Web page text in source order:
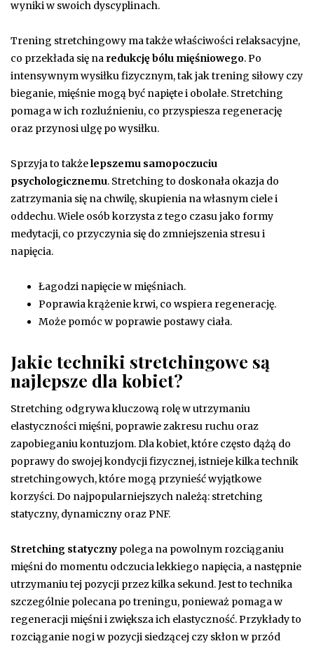
wyniki w swoich dyscyplinach.
Trening stretchingowy ma także właściwości relaksacyjne,
co przekłada się na redukcję bólu mięśniowego. Po
intensywnym wysiłku fizycznym, tak jak trening siłowy czy
bieganie, mięśnie mogą być napięte i obolałe. Stretching
pomaga w ich rozluźnieniu, co przyspiesza regenerację
oraz przynosi ulgę po wysiłku.
Sprzyja to takżelepszemu samopoczuciu
psychologicznemu. Stretching to doskonała okazja do
zatrzymania się na chwilę, skupienia na własnym ciele i
oddechu. Wiele osób korzysta z tego czasu jako formy
medytacji, co przyczynia się do zmniejszenia stresu i
napięcia.
Łagodzi napięcie w mięśniach.
Poprawia krążenie krwi, co wspiera regenerację.
Może pomóc w poprawie postawy ciała.
Jakie techniki stretchingowe są
najlepsze dla kobiet?
Stretching odgrywa kluczową rolę w utrzymaniu
elastyczności mięśni, poprawie zakresu ruchu oraz
zapobieganiu kontuzjom. Dla kobiet, które często dążą do
poprawy do swojej kondycji fizycznej, istnieje kilka technik
stretchingowych, które mogą przynieść wyjątkowe
korzyści. Do najpopularniejszych należą: stretching
statyczny, dynamiczny oraz PNF.
Stretching statyczny polega na powolnym rozciąganiu
mięśni do momentu odczucia lekkiego napięcia, a następnie
utrzymaniu tej pozycji przez kilka sekund. Jest to technika
szczególnie polecana po treningu, ponieważ pomaga w
regeneracji mięśni i zwiększa ich elastyczność. Przykłady to
rozciąganie nogi w pozycji siedzącej czy skłon w przód